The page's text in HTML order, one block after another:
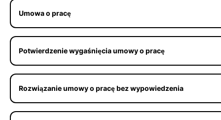
Umowa o pracę
Potwierdzenie wygaśnięcia umowy o pracę
Rozwiązanie umowy o pracę bez wypowiedzenia